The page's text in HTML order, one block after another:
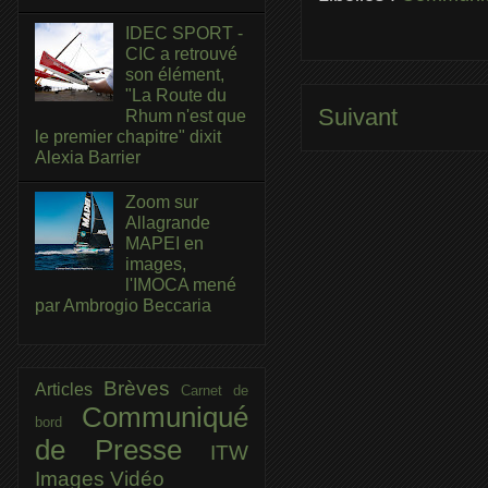
Suivant
IDEC SPORT -
CIC a retrouvé
son élément,
"La Route du
Rhum n'est que
le premier chapitre" dixit
Alexia Barrier
Zoom sur
Allagrande
MAPEI en
images,
l'IMOCA mené
par Ambrogio Beccaria
Articles BrèvesCarnet de
bord Communiqué
de Presse
ITW
Images Vidéo